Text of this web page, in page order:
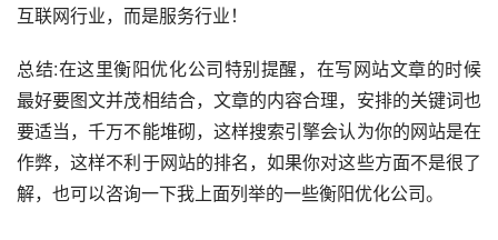
互联网行业，而是服务行业！
总结:在这里衡阳优化公司特别提醒，在写网站文章的时候
最好要图文并茂相结合，文章的内容合理，安排的关键词也
要适当，千万不能堆砌，这样搜索引擎会认为你的网站是在
作弊，这样不利于网站的排名，如果你对这些方面不是很了
解，也可以咨询一下我上面列举的一些衡阳优化公司。